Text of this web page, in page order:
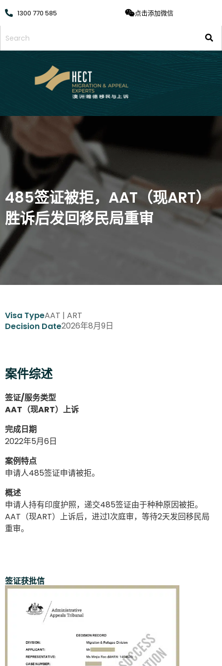
1300 770 585 点击添加微信
485签证被拒，AAT（现ART）
胜诉后发回移民局重审
Visa TypeAAT | ART
Decision Date2026年8月9日
案件综述
签证/服务类型
AAT（现ART）上诉
完成日期
2022年5月6日
案例特点
申请人485签证申请被拒。
概述
申请人持有印度护照，递交485签证由于种种原因被拒。
AAT（现ART）上诉后，进过1次庭审，等待2天发回移民局
重审。
签证获批信